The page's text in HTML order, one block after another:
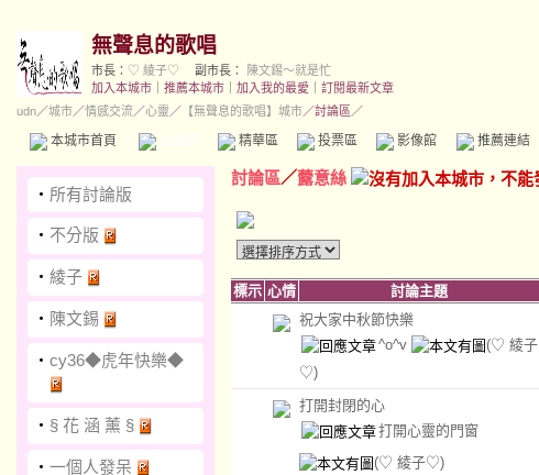
無聲息的歌唱
市長： ♡ 綾子♡ 副市長：
陳文錫～就是忙
加入本城市
推薦本城市 加入我的最愛
訂閱最新文章
udn／城市／情感交流／心靈 ／ 【無聲息的歌唱】城市／討論區／
本城市首頁 精華區 投票區 影像館 推薦連結
‧ 所有討論版
‧ 不分版
‧ 綾子
‧ 陳文錫
‧ cy36◆虎年快樂◆
‧ § 花 涵 薰 §
‧ 一個人發呆
討論區／虂意絲
標示 心情 討論主題
祝大家中秋節快樂
^o^v
(♡ 綾子
♡)
打開封閉的心
打開心靈的門窗
(♡ 綾子♡)